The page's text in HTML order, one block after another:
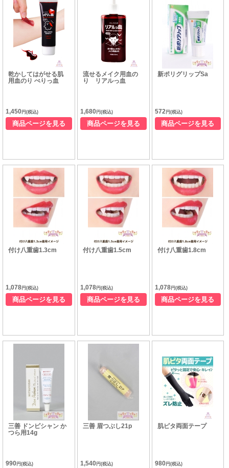
乾かしてはがせる肌
用血のり ぺりっ血
1,450 円(税込)
商品ページを見る
流せるメイク用血の
り リアルっ血
1,680円(税込)
商品ページを見る
新ポリグリップSa
572円(税込)
商品ページを見る
付け八重歯1.3cm
1,078 円(税込)
商品ページを見る
付け八重歯1.5cm
1,078円(税込)
商品ページを見る
付け八重歯1.8cm
1,078円(税込)
商品ページを見る
三善 ドンピシャン か
つら用14g
990 円(税込)
三善 眉つぶし21p
1,540円(税込)
肌ピタ両面テープ
980円(税込)